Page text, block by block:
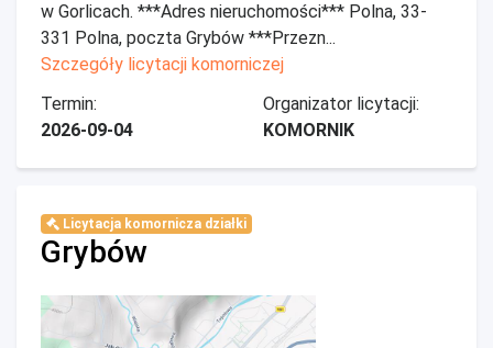
w Gorlicach. ***Adres nieruchomości*** Polna, 33-
331 Polna, poczta Grybów ***Przezn...
Szczegóły licytacji komorniczej
Termin:
2026-09-04
Organizator licytacji:
KOMORNIK
Licytacja komornicza działki
Grybów